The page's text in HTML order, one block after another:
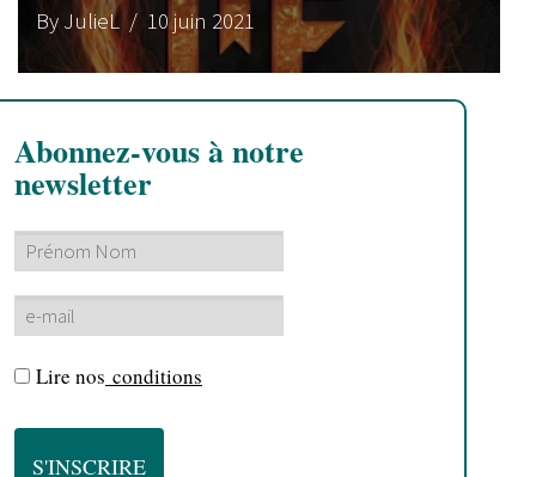
By JulieL / 10 juin 2021
Abonnez-vous à notre
newsletter
Lire nos conditions